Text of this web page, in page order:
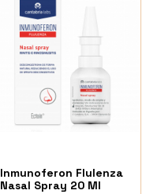
Inmunoferon Flulenza
Nasal Spray 20 Ml